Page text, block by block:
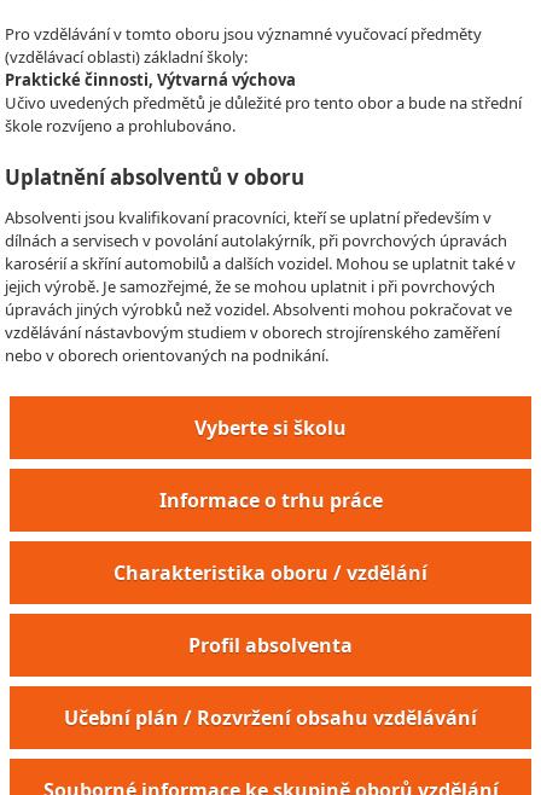
Pro vzdělávání v tomto oboru jsou významné vyučovací předměty
(vzdělávací oblasti) základní školy:
Praktické činnosti, Výtvarná výchova
Učivo uvedených předmětů je důležité pro tento obor a bude na střední
škole rozvíjeno a prohlubováno.
Uplatnění absolventů v oboru
Absolventi jsou kvalifikovaní pracovníci, kteří se uplatní především v
dílnách a servisech v povolání autolakýrník, při povrchových úpravách
karosérií a skříní automobilů a dalších vozidel. Mohou se uplatnit také v
jejich výrobě. Je samozřejmé, že se mohou uplatnit i při povrchových
úpravách jiných výrobků než vozidel. Absolventi mohou pokračovat ve
vzdělávání nástavbovým studiem v oborech strojírenského zaměření
nebo v oborech orientovaných na podnikání.
Vyberte si školu
Informace o trhu práce
Charakteristika oboru / vzdělání
Profil absolventa
Učební plán / Rozvržení obsahu vzdělávání